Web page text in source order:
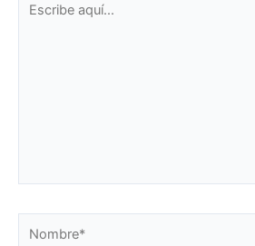
aquí...